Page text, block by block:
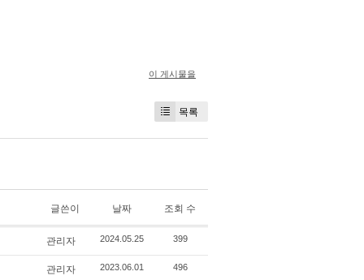
이 게시물을
목록
글쓴이 날짜 조회 수
관리자 2024.05.25 399
관리자 2023.06.01 496